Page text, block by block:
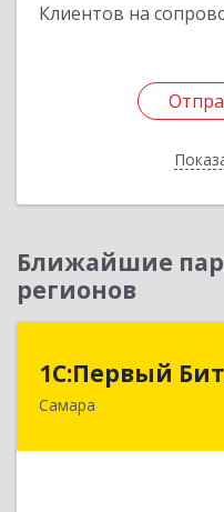
Клиентов на
Ближайшие
регионов
1С:Первый
Самара443013,